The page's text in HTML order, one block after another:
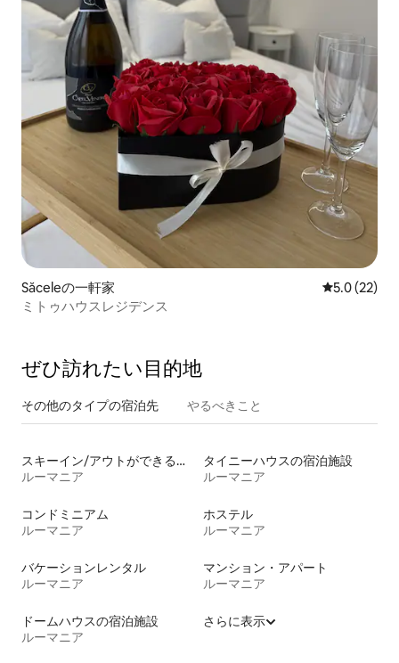
Săceleの一軒家 レビュー22
5.0 (22)
ミトゥハウスレジデンス
ぜひ訪⁠れ⁠た⁠い目⁠的⁠地
その他のタ⁠イ⁠プ⁠の宿⁠泊⁠先 やるべきこと
スキーイン/アウトができる宿泊先
ルーマニア
タイニーハウスの宿泊施設
ルーマニア
コンドミニアム
ルーマニア
ホステル
ルーマニア
バケーションレンタル
ルーマニア
マンション・アパート
ルーマニア
ドームハウスの宿泊施設
ルーマニア
さらに表示